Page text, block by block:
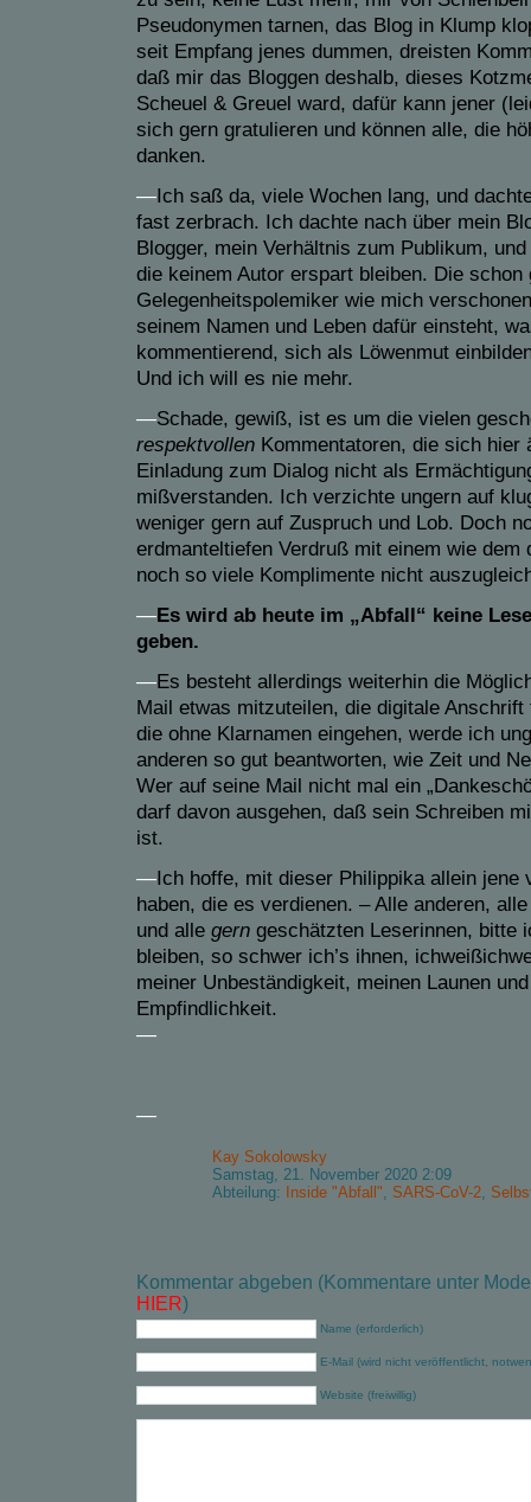
Pseudonymen tarnen, das Blog in Klump
seit Empfang jenes dummen, dreisten
daß mir das Bloggen deshalb, dieses
Scheuel & Greuel ward, dafür kann jener (
sich gern gratulieren und können alle, die
danken.
—Ich saß da, viele Wochen lang, und
fast zerbrach. Ich dachte nach über mein
Blogger, mein Verhältnis zum Publikum,
die keinem Autor erspart bleiben. Die schon
Gelegenheitspolemiker wie mich
seinem Namen und Leben dafür einsteht,
kommentierend, sich als Löwenmut
Und ich will es nie mehr.
—Schade, gewiß, ist es um die vielen
respektvollen Kommentatoren, die sich hier
Einladung zum Dialog nicht als
mißverstanden. Ich verzichte ungern auf
weniger gern auf Zuspruch und Lob. Doch
erdmanteltiefen Verdruß mit einem wie dem
noch so viele Komplimente nicht
—Es wird ab heute im „Abfall“ keine
geben.
—Es besteht allerdings weiterhin die
Mail etwas mitzuteilen, die digitale
die ohne Klarnamen eingehen, werde ich
anderen so gut beantworten, wie Zeit und
Wer auf seine Mail nicht mal ein
darf davon ausgehen, daß sein Schreiben
ist.
—Ich hoffe, mit dieser Philippika allein jene
haben, die es verdienen. –Alle anderen,
und alle gern geschätzten Leserinnen, bitte
bleiben, so schwer ich’s ihnen,
meiner Unbeständigkeit, meinen Launen
Empfindlichkeit.
—
—
Kay Sokolowsky
Samstag, 21. November 2020 2:09
Abteilung:
Inside "Abfall", SARS-CoV-2,
Kommentar abgeben (Kommentare unter
HIER)
Name (erforderlich)
E-Mail (wird nicht veröffentlicht,
Website (freiwillig)